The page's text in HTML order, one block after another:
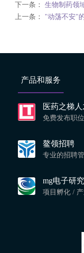
下一条： 生物制药领
上一条： "动荡不安"
产品和服务
医药之梯人
免费发布职
鳌领招聘
专业的招聘
mg电子研
项目孵化 /